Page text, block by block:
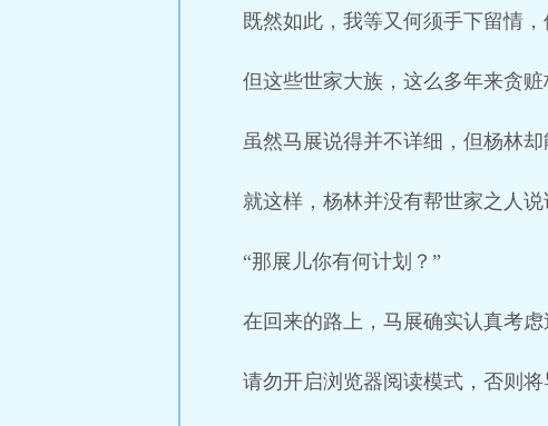
既然如此，我等又何须手下留情
但这些世家大族，这么多年来贪
虽然马展说得并不详细，但杨林
就这样，杨林并没有帮世家之人说
“那展儿你有何计划？”
在回来的路上，马展确实认真考
请勿开启浏览器阅读模式，否则